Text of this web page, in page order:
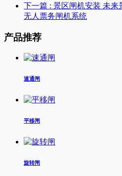
下一篇 : 景区闸机安装 未来
无人票务闸机系统
产品推荐
速通闸
平移闸
旋转闸